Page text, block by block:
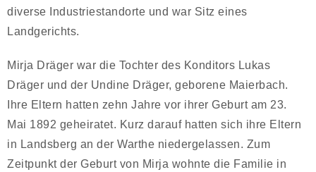
diverse Industriestandorte und war Sitz eines
Landgerichts.
Mirja Dräger war die Tochter des Konditors Lukas
Dräger und der Undine Dräger, geborene Maierbach.
Ihre Eltern hatten zehn Jahre vor ihrer Geburt am 23.
Mai 1892 geheiratet. Kurz darauf hatten sich ihre Eltern
in Landsberg an der Warthe niedergelassen. Zum
Zeitpunkt der Geburt von Mirja wohnte die Familie in